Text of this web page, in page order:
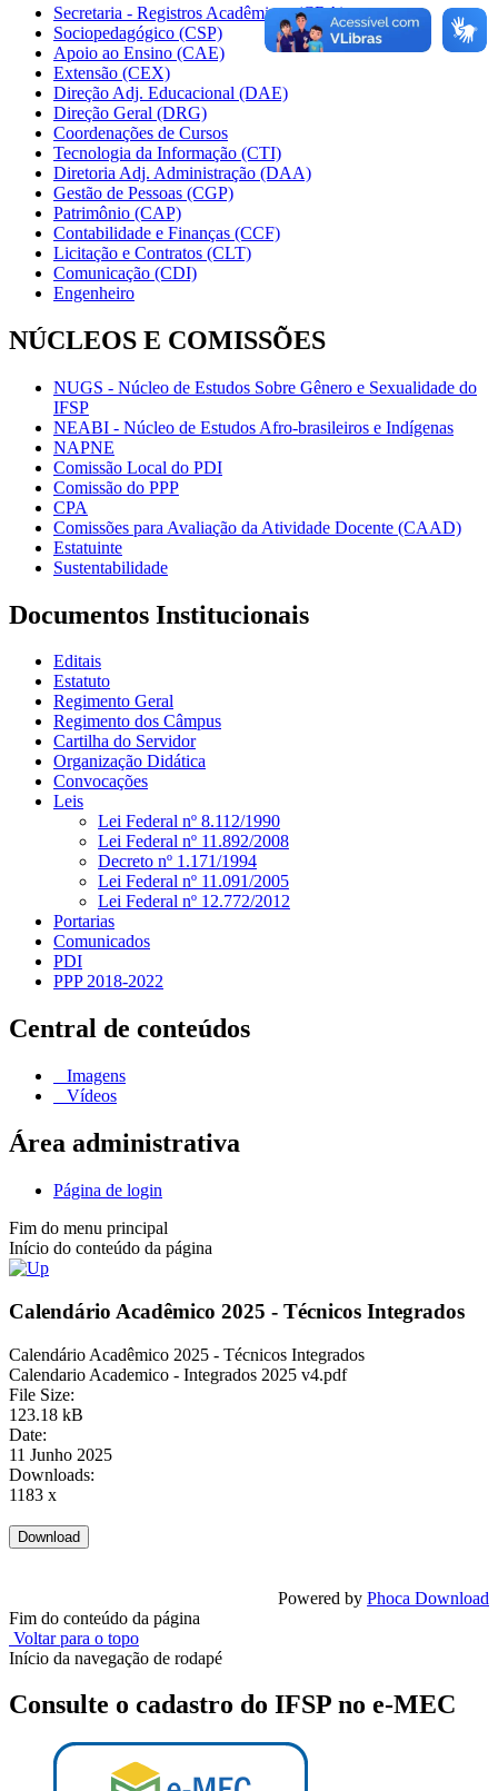
Secretaria - Registros Acadêmicos (CRA)
Sociopedagógico (CSP)
Apoio ao Ensino (CAE)
Extensão (CEX)
Direção Adj. Educacional (DAE)
Direção Geral (DRG)
Coordenações de Cursos
Tecnologia da Informação (CTI)
Diretoria Adj. Administração (DAA)
Gestão de Pessoas (CGP)
Patrimônio (CAP)
Contabilidade e Finanças (CCF)
Licitação e Contratos (CLT)
Comunicação (CDI)
Engenheiro
NÚCLEOS E COMISSÕES
NUGS - Núcleo de Estudos Sobre Gênero e Sexualidade do
IFSP
NEABI - Núcleo de Estudos Afro-brasileiros e Indígenas
NAPNE
Comissão Local do PDI
Comissão do PPP
CPA
Comissões para Avaliação da Atividade Docente (CAAD)
Estatuinte
Sustentabilidade
Documentos Institucionais
Editais
Estatuto
Regimento Geral
Regimento dos Câmpus
Cartilha do Servidor
Organização Didática
Convocações
Leis
Lei Federal nº 8.112/1990
Lei Federal nº 11.892/2008
Decreto nº 1.171/1994
Lei Federal nº 11.091/2005
Lei Federal nº 12.772/2012
Portarias
Comunicados
PDI
PPP 2018-2022
Central de conteúdos
Imagens
Vídeos
Área administrativa
Página de login
Fim do menu principal
Início do conteúdo da página
Calendário Acadêmico 2025 - Técnicos Integrados
Calendário Acadêmico 2025 - Técnicos Integrados
Calendario Academico - Integrados 2025 v4.pdf
File Size:
123.18 kB
Date:
11 Junho 2025
Downloads:
1183 x
Powered by Phoca Download
Fim do conteúdo da página
Voltar para o topo
Início da navegação de rodapé
Consulte o cadastro do IFSP no e-MEC